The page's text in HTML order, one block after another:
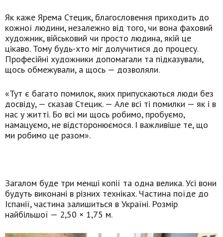
Як каже Ярема Стецик, благословення приходить до
кожної людини, незалежно від того, чи вона фаховий
художник, військовий чи просто людина, якій це
цікаво. Тому будь-хто міг долучитися до процесу.
Професійні художники допомагали та підказували,
щось обмежували, а щось — дозволяли.
«Тут є багато помилок, яких припускаються люди без
досвіду, — сказав Стецик. — Але всі ті помилки — як і в
нас у житті. Бо всі ми щось робимо, пробуємо,
намацуємо, не відсторонюємося. І важливіше те, що
ми робимо це разом».
Загалом буде три менші копії та одна велика. Усі вони
будуть виконані в різних техніках. Частина поїде до
Іспанії, частина залишиться в Україні. Розмір
найбільшої — 2,50 × 1,75 м.